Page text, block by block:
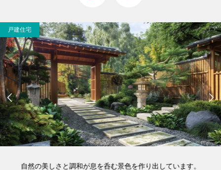

戸建住宅
自然の美しさと調和が息を呑む景色を作り出しています。
